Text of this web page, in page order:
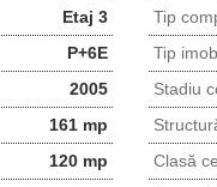
Etaj 3
P+6E
2005
161 mp
120 mp
Tip
Tip
Stadiu
Clasă